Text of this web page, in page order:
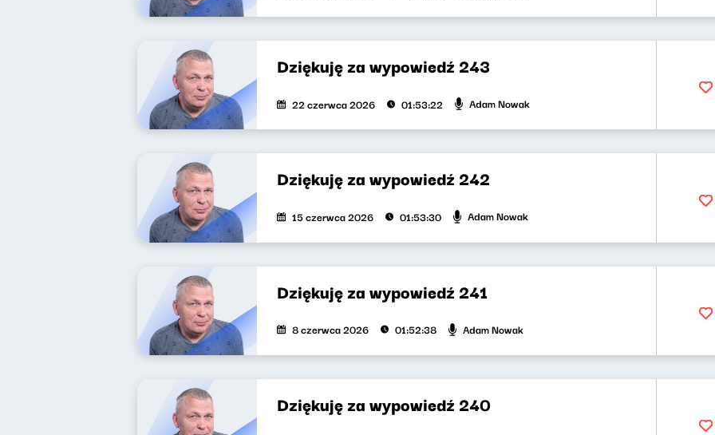
Dziękuję za wypowiedź 243
22 czerwca 2026 01:53:22 Adam Nowak
Dziękuję za wypowiedź 242
15 czerwca 2026 01:53:30 Adam Nowak
Dziękuję za wypowiedź 241
8 czerwca 2026 01:52:38 Adam Nowak
Dziękuję za wypowiedź 240